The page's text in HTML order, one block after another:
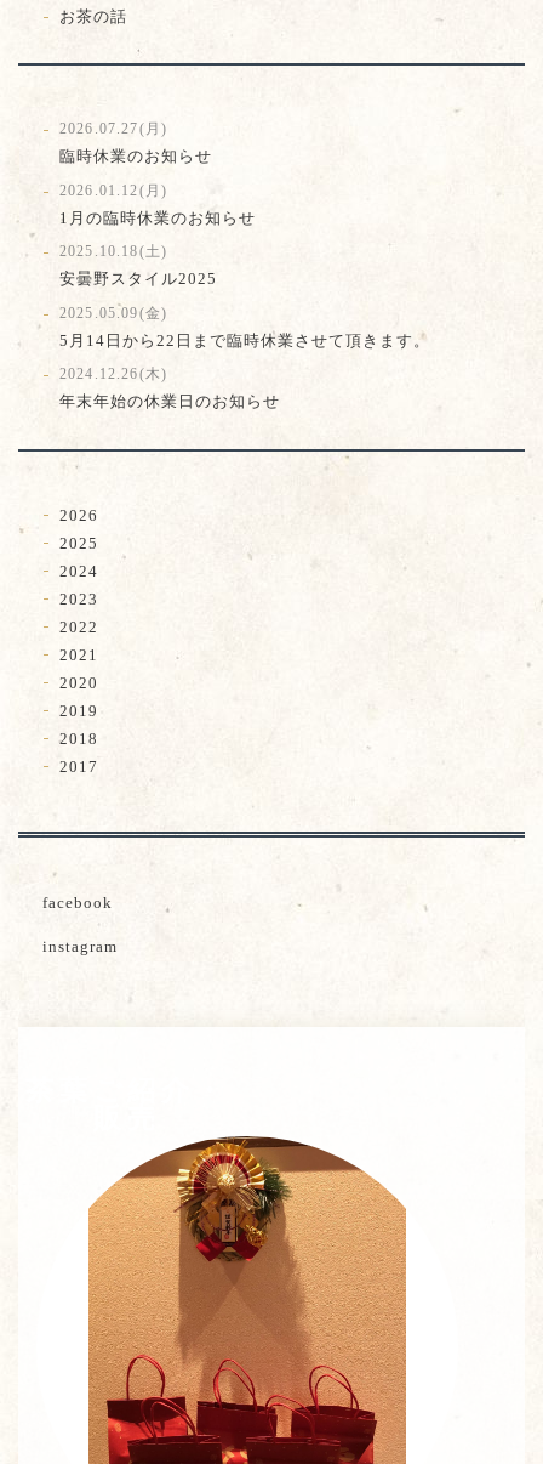
お茶の話
2026.07.27(月)
臨時休業のお知らせ
2026.01.12(月)
1月の臨時休業のお知らせ
2025.10.18(土)
安曇野スタイル2025
2025.05.09(金)
5月14日から22日まで臨時休業させて頂きます。
2024.12.26(木)
年末年始の休業日のお知らせ
2026
2025
2024
2023
2022
2021
2020
2019
2018
2017
facebook
instagram